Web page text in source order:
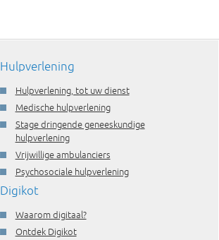
Hulpverlening
Hulpverlening, tot uw dienst
Medische hulpverlening
Stage dringende geneeskundige
hulpverlening
Vrijwillige ambulanciers
Psychosociale hulpverlening
Digikot
Waarom digitaal?
Ontdek Digikot